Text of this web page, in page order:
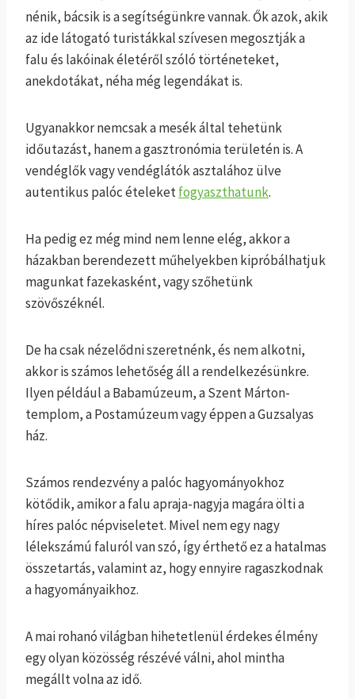
nénik, bácsik is a segítségünkre vannak. Ők azok, akik
az ide látogató turistákkal szívesen megosztják a
falu és lakóinak életéről szóló történeteket,
anekdotákat, néha még legendákat is.
Ugyanakkor nemcsak a mesék által tehetünk
időutazást, hanem a gasztronómia területén is. A
vendéglők vagy vendéglátók asztalához ülve
autentikus palóc ételeketfogyaszthatunk.
Ha pedig ez még mind nem lenne elég, akkor a
házakban berendezett műhelyekben kipróbálhatjuk
magunkat fazekasként, vagy szőhetünk
szövőszéknél.
De ha csak nézelődni szeretnénk, és nem alkotni,
akkor is számos lehetőség áll a rendelkezésünkre.
Ilyen például a Babamúzeum, a Szent Márton-
templom, a Postamúzeum vagy éppen a Guzsalyas
ház.
Számos rendezvény a palóc hagyományokhoz
kötődik, amikor a falu apraja-nagyja magára ölti a
híres palóc népviseletet. Mivel nem egy nagy
lélekszámú faluról van szó, így érthető ez a hatalmas
összetartás, valamint az, hogy ennyire ragaszkodnak
a hagyományaikhoz.
A mai rohanó világban hihetetlenül érdekes élmény
egy olyan közösség részévé válni, ahol mintha
megállt volna az idő.